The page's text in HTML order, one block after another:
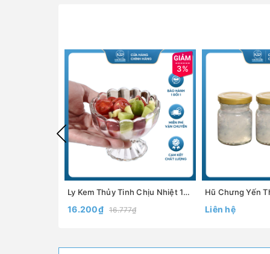
3%
Ly Kem Thủy Tinh Chịu Nhiệt 150ml Đựng Kem,Chè, Salad - North Star Packing
16.200₫ 16.777₫ Liên hệ